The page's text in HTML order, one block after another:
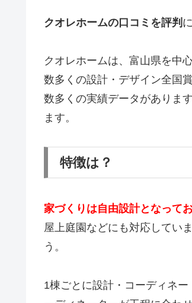
クオレホームの口コミを評判
クオレホームは、富山県を中
数多くの設計・デザイン全国
数多くの実績データがありま
ます。
特徴は？
家づくりは自由設計となって
屋上庭園などにも対応してい
う。
1棟ごとに設計・コーディネ